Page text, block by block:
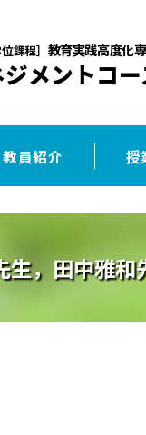
課程］ 教育実践高度化
ジメントコ
教員紹介 授
生，田中雅